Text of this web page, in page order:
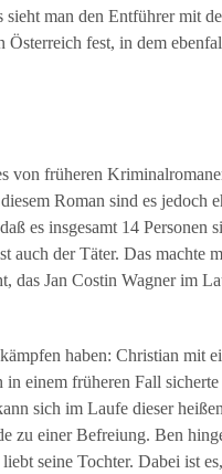
sieht man den Entführer mit
fest, in dem
von früheren
Roman sind es jedoch
es insgesamt 14 Personen
auch der Täter. Das machte
das Jan Costin Wagner im
haben: Christian mit
einem früheren Fall
sich im Laufe dieser
zu einer Befreiung. Ben
seine Tochter. Dabei ist